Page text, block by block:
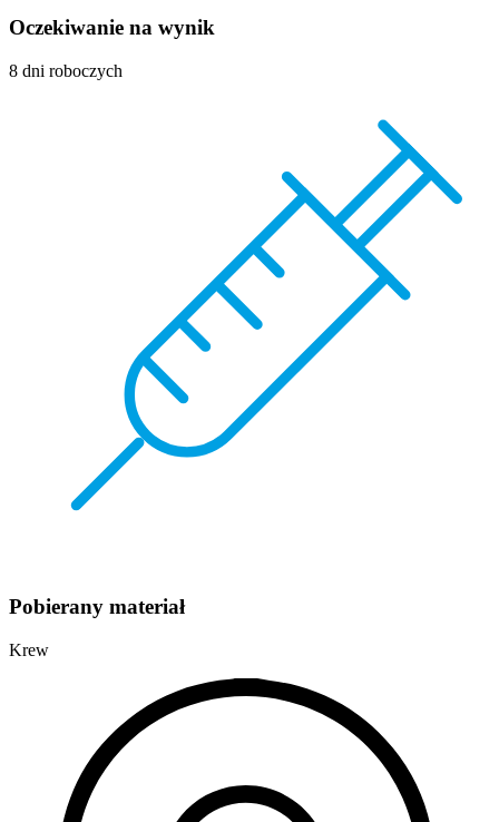
Oczekiwanie na wynik
8 dni roboczych
Pobierany materiał
Krew